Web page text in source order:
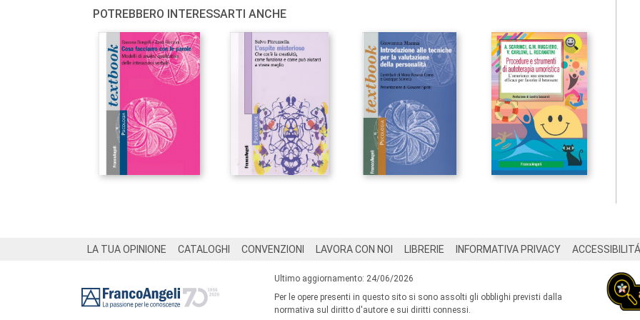
POTREBBERO INTERESSARTI ANCHE
LA TUA OPINIONE CATALOGHI CONVENZIONI LAVORA CON NOI LIBRERIE INFORMATIVA PRIVACY ACCESSIBILITÁ
Ultimo aggiornamento: 24/06/2026
Per le opere presenti in questo sito si sono assolti gli obblighi previsti dalla
normativa sul diritto d'autore e sui diritti connessi.